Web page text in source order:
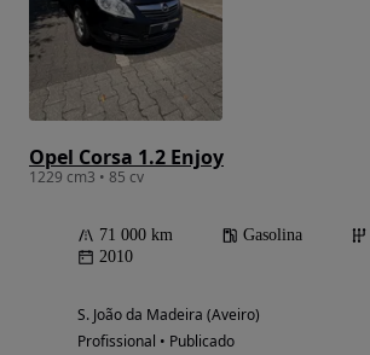
Opel Corsa 1.2 Enjoy
1229 cm3 • 85 cv
71 000 km Gasolina
2010
S. João da Madeira (Aveiro)
Profissional • Publicado